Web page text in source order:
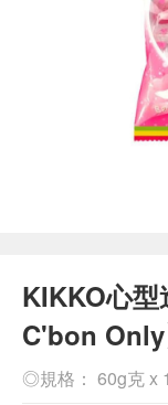
KIKKO心
C'bon Only
◎規格： 60g克 x